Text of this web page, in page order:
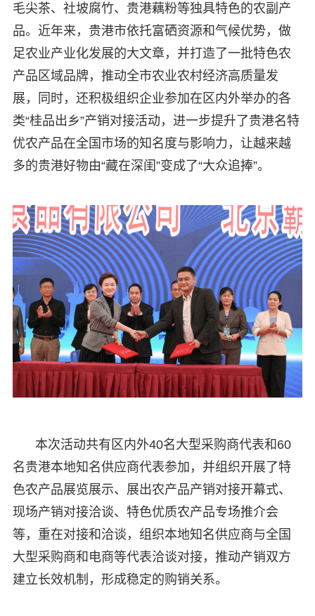
毛尖茶、社坡腐竹、贵港藕粉等独具特色的农副产
品。近年来，贵港市依托富硒资源和气候优势，做
足农业产业化发展的大文章，并打造了一批特色农
产品区域品牌，推动全市农业农村经济高质量发
展，同时，还积极组织企业参加在区内外举办的各
类“桂品出乡”产销对接活动，进一步提升了贵港名特
优农产品在全国市场的知名度与影响力，让越来越
多的贵港好物由“藏在深闺”变成了“大众追捧”。
本次活动共有区内外40名大型采购商代表和60
名贵港本地知名供应商代表参加，并组织开展了特
色农产品展览展示、展出农产品产销对接开幕式、
现场产销对接洽谈、特色优质农产品专场推介会
等，重在对接和洽谈，组织本地知名供应商与全国
大型采购商和电商等代表洽谈对接，推动产销双方
建立长效机制，形成稳定的购销关系。